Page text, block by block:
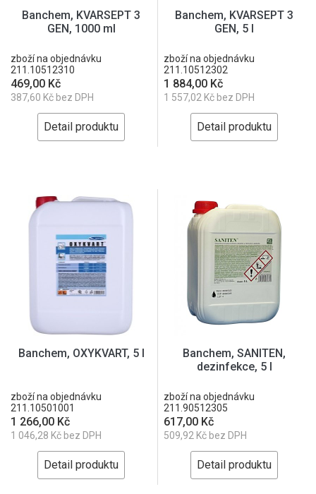
Banchem, KVARSEPT 3
GEN, 1000 ml
zboží na objednávku
211.10512310
469,00 Kč
387,60 Kč bez DPH
Detail produktu
Banchem, KVARSEPT 3
GEN, 5 l
zboží na objednávku
211.10512302
1 884,00 Kč
1 557,02 Kč bez DPH
Detail produktu
Banchem, OXYKVART, 5 l
zboží na objednávku
211.10501001
1 266,00 Kč
1 046,28 Kč bez DPH
Detail produktu
Banchem, SANITEN,
dezinfekce, 5 l
zboží na objednávku
211.90512305
617,00 Kč
509,92 Kč bez DPH
Detail produktu